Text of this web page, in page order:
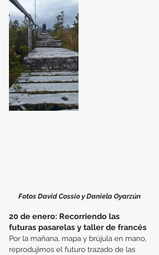
Fotos David Cossio y Daniela Oyarzún
20 de enero: Recorriendo las
futuras pasarelas y taller de francés
Por la mañana, mapa y brújula en mano,
reprodujimos el futuro trazado de las